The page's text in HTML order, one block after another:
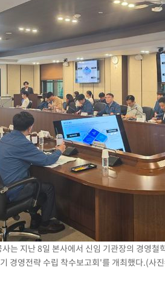
련…80명 식사 대접까지(종합)
순감하고 그 전 2개월 10.3만개
만 개 줄어…실업률은 4.1%로
사고방식 매달리지 말고 과감히
…북쪽 인바운드·남쪽 아웃바운
대경보, 폭염경보로 하향
성 관할 4개 면 특별재난지역 선
과 시 낮은 계급 임용…희망지 못
강원 많은 비[내일날씨]
자…"AI 메모리 수요 선제 대응"
바이잔 투란VC 입단
…한국 축구 '5승 2무'
린 798.81마감
내린 6258.77에 마쳐
원 마감
년 이후 첫 40도
는 지난 8일 본사에서 신임 기관장의 경영철
경영전략 수립 착수보고회'를 개최했다.(사